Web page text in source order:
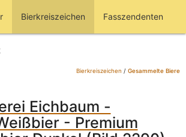
Bierkreiszeichen Fasszendenten
Bierkreiszeichen / Gesammelte Biere
Eichbaum -
- Premium